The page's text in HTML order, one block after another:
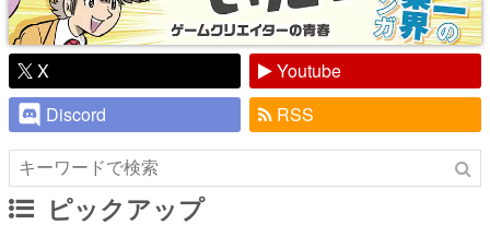
X
Youtube
Discord
RSS
ピックアップ